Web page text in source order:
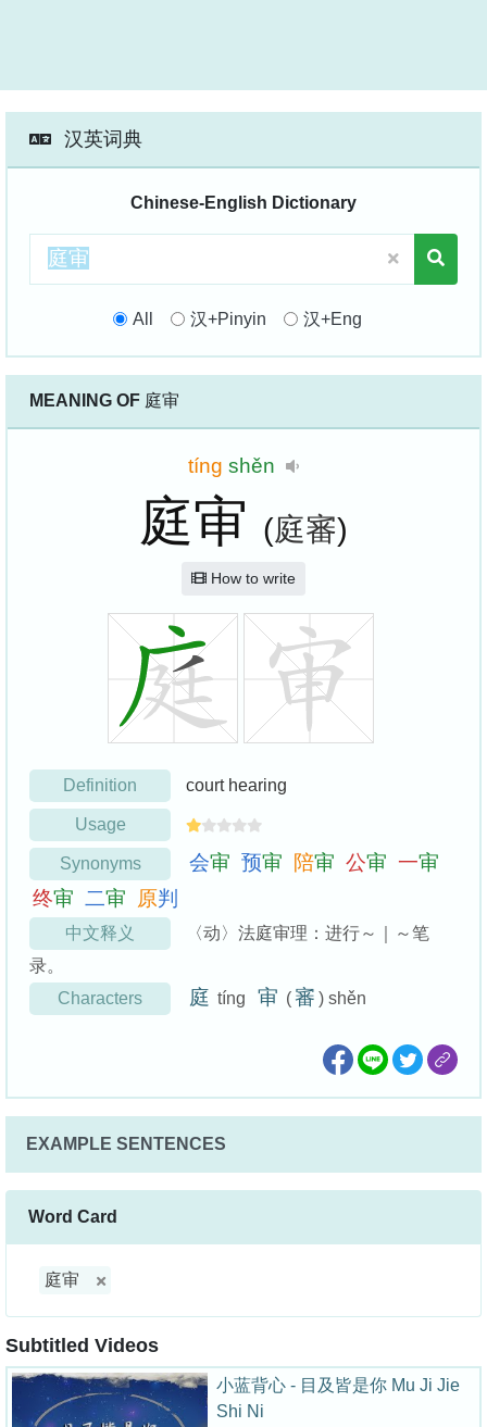
汉英词典
Chinese-English Dictionary
All 汉+Pinyin 汉+Eng
MEANING OF 庭审
tíng shěn
庭审 (庭審)
How to write
Definition court hearing
Usage
Synonyms 会审 预审 陪审 公审 一审
终审 二审 原判
中文释义
〈动〉法庭审理：进行～｜～笔
录。
Characters
庭 tíng 审 ( 審 ) shěn
EXAMPLE SENTENCES
Word Card
庭审
Subtitled Videos
小蓝背心 - 目及皆是你 Mu Ji Jie
Shi Ni